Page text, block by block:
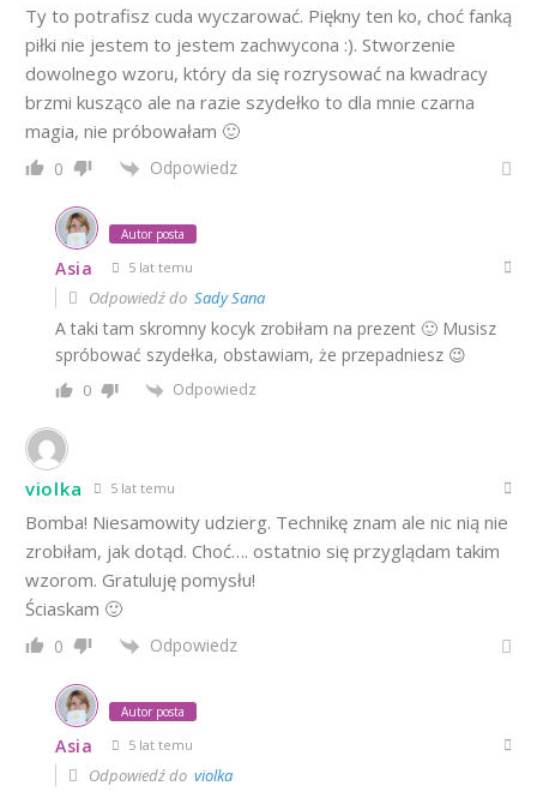
Ty to potrafisz cuda wyczarować. Piękny ten ko, choć fanką
piłki nie jestem to jestem zachwycona :). Stworzenie
dowolnego wzoru, który da się rozrysować na kwadracy
brzmi kusząco ale na razie szydełko to dla mnie czarna
magia, nie próbowałam 🙂
0 Odpowiedz
Autor posta
Asia 5 lat temu
Odpowiedź do Sady Sana
A taki tam skromny kocyk zrobiłam na prezent 🙂 Musisz
spróbować szydełka, obstawiam, że przepadniesz 😉
0 Odpowiedz
violka 5 lat temu
Bomba! Niesamowity udzierg. Technikę znam ale nic nią nie
zrobiłam, jak dotąd. Choć…. ostatnio się przyglądam takim
wzorom. Gratuluję pomysłu!
Ściaskam 🙂
0 Odpowiedz
Autor posta
Asia 5 lat temu
Odpowiedź do violka